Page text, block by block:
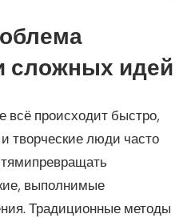
сложных идей
всё происходит быстро,
творческие люди часто
превращать
выполнимые
. Традиционные методы